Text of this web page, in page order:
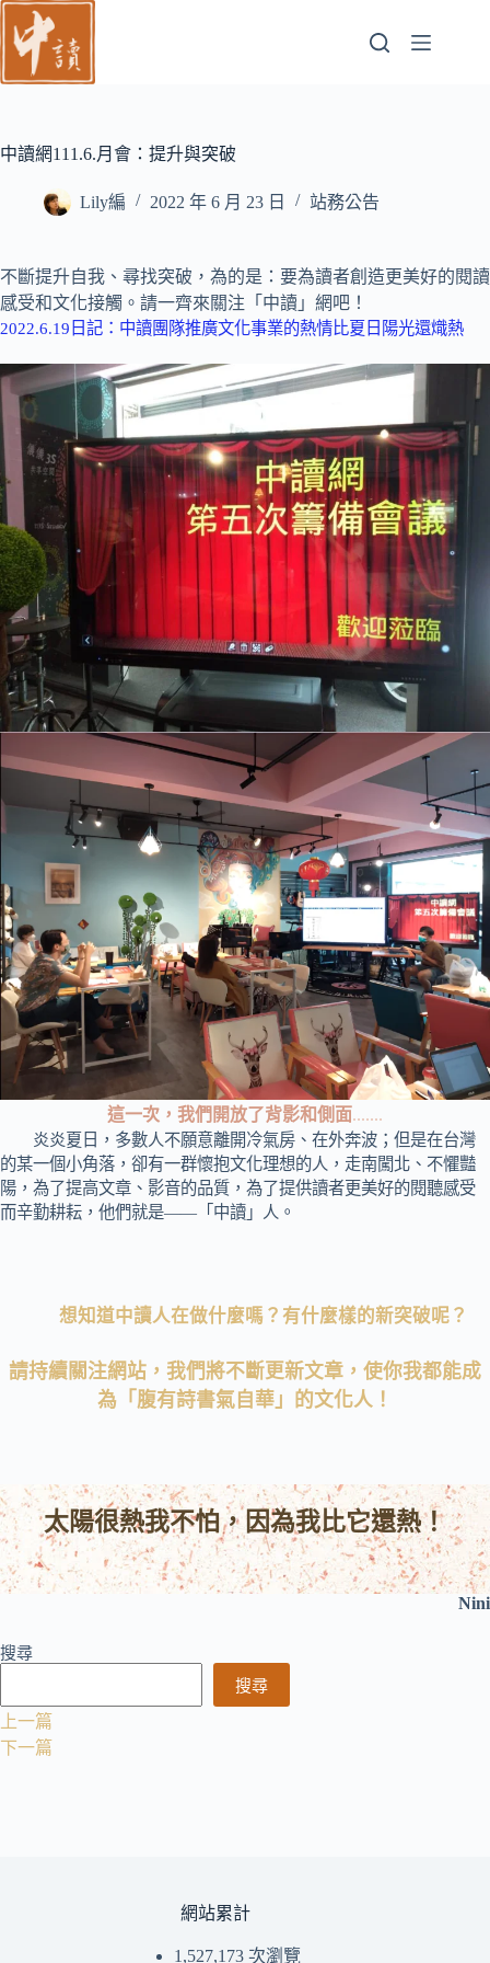
跳
至
主
容
中讀網111.6.月會：提升與突破
Lily編 2022 年 6 月 23 日 站務公告
不斷提升自我、尋找突破，為的是：要為讀者創造更美好的閱讀
感受和文化接觸。請一齊來關注「中讀」網吧！
2022.6.19日記：中讀團隊推廣文化事業的熱情比夏日陽光還熾熱
這一次，我們開放了背影和側面.......
炎炎夏日，多數人不願意離開冷氣房、在外奔波；但是在台灣
的某一個小角落，卻有一群懷抱文化理想的人，走南闖北、不懼豔
陽，為了提高文章、影音的品質，為了提供讀者更美好的閱聽感受
而辛勤耕耘，他們就是——「中讀」人。
想知道中讀人在做什麼嗎？有什麼樣的新突破呢？
請持續關注網站，我們將不斷更新文章，使你我都能成
為「腹有詩書氣自華」的文化人！
太陽很熱我不怕，因為我比它還熱！
Nini
搜尋
搜尋
上一篇
下一篇
網站累計
1,527,173 次瀏覽